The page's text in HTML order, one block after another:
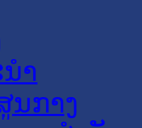
າ
ນກາງ